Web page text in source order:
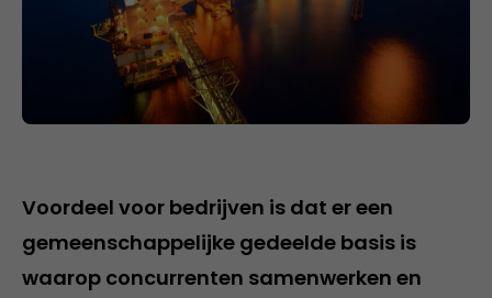
Voordeel voor bedrijven is dat er een
gemeenschappelijke gedeelde basis is
waarop concurrenten samenwerken en